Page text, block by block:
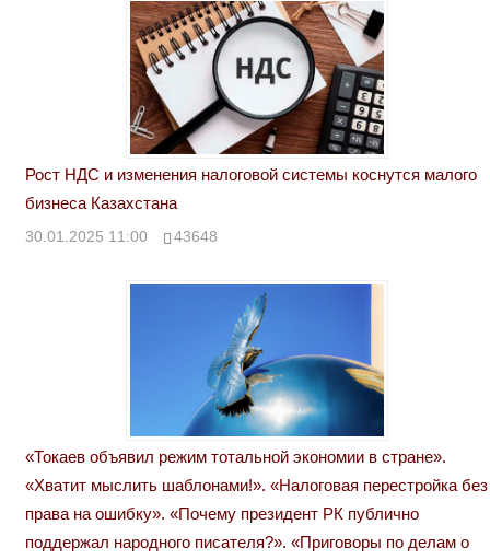
Рост НДС и изменения налоговой системы коснутся малого
бизнеса Казахстана
30.01.2025 11:00 43648
«Токаев объявил режим тотальной экономии в стране».
«Хватит мыслить шаблонами!». «Налоговая перестройка без
права на ошибку». «Почему президент РК публично
поддержал народного писателя?». «Приговоры по делам о